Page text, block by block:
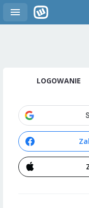
LOGOWANIE